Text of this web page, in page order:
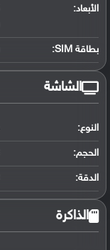
الأبعاد:
بطاقة SIM:
الشاشة
النوع:
الحجم:
الدقة:
الذاكرة